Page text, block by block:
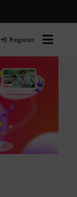
dục – Hướng
Register